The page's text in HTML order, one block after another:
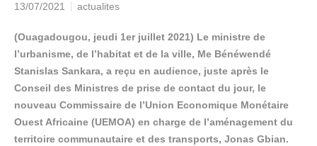
13/07/2021 actualites
(Ouagadougou, jeudi 1er juillet 2021) Le ministre de
l’urbanisme, de l’habitat et de la ville, Me Bénéwendé
Stanislas Sankara, a reçu en audience, juste après le
Conseil des Ministres de prise de contact du jour, le
nouveau Commissaire de l’Union Economique Monétaire
Ouest Africaine (UEMOA) en charge de l’aménagement du
territoire communautaire et des transports, Jonas Gbian.